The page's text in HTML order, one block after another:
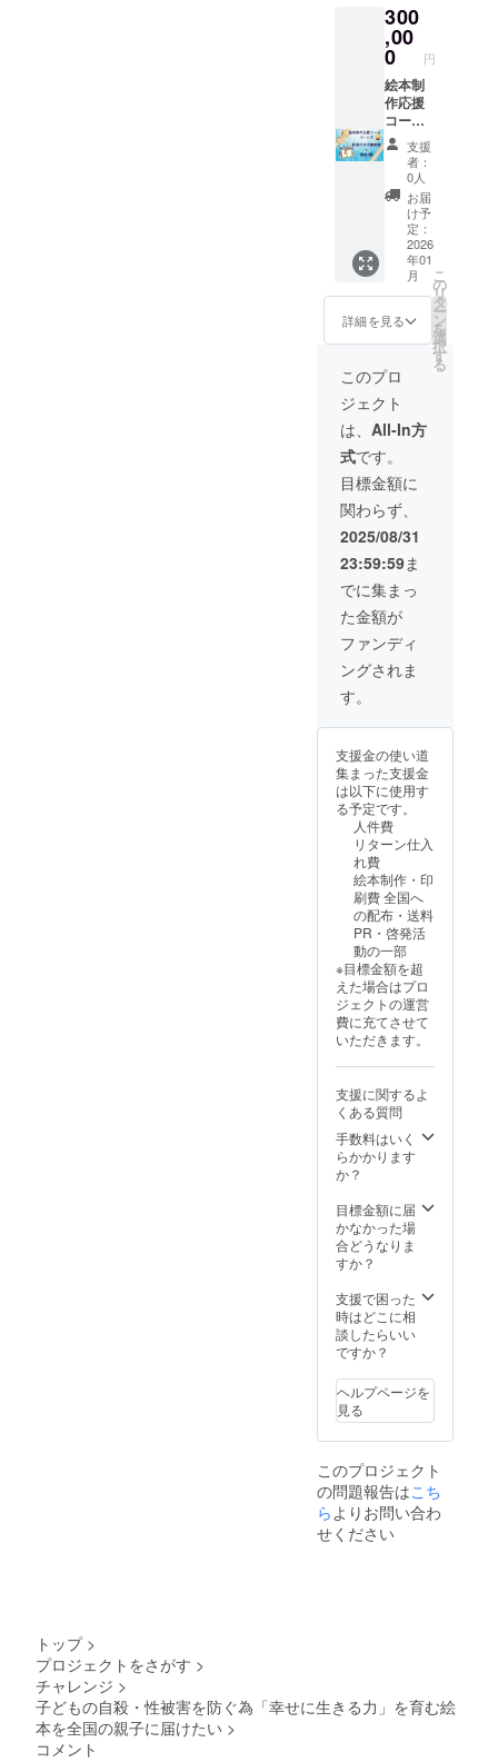
望され
るお名
前をご
記入く
ださい
・完成
した性
教育絵
本1冊お
送りし
ます。
だきま
す。 ・
掲載期
間：
2026年
1月発売
予定の
初版本
に記載
・掲載
方法：
最終
ページ
に記載
・注意
事項：
支援
時、必
ず備考
欄に掲
載を希
望され
るお名
前をご
記入く
ださ
い。
ロゴ画
像の受
け渡し
につい
ては、
プロ
ジェク
ト終了
後にお
送りす
るメー
ださ
完成し
た性教
育絵本2
冊お送
りしま
す。
300
,00
0 円
絵本制
作応援
コー
ス ス
ポン
サー企
業様募
ゴール
ド：企
業様の
お名前
とロゴ
とQR
コード
（ホー
ムペー
ジ等）
を絵本
に記載
させて
いただ
きま
す。 ・
掲載期
間：
2026年
1月発売
予定の
初版本
に記載
・掲載
方法：
絵本の
に記載
事項：
支援
時、必
ず備考
欄に掲
載を希
るお名
前をご
記入く
ださ
い。
ロゴや
QRコー
ドなど
の画像
の受け
渡しに
は、プ
ロジェ
クト終
了後に
お送り
メール
をご確
認くだ
さい。
した性
教育絵
本3冊お
送りし
支援
者：
0人
お届
け予
定：
2026
年01
月
詳細を見る
こ
の
リ
タ
ー
ン
を
選
択
す
る
このプロ
ジェクト
は、 All-In方
式です。
目標金額に
関わらず、
2025/08/31
23:59:59ま
でに集まっ
た金額が
ファンディ
ングされま
す。
支援金の使い道
集まった支援金
は以下に使用す
る予定です。
人件費
リターン仕入
れ費
絵本制作・印
刷費 全国へ
の配布・送料
PR・啓発活
動の一部
※目標金額を超
えた場合はプロ
ジェクトの運営
費に充てさせて
いただきます。
支援に関するよ
くある質問
手数料はいく
らかかります
か？
目標金額に届
かなかった場
合どうなりま
すか？
支援で困った
時はどこに相
談したらいい
ですか？
ヘルプページを
見る
このプロジェクト
の問題報告はこち
らよりお問い合わ
せください
トップ >
プロジェクトをさがす >
チャレンジ >
子どもの自殺・性被害を防ぐ為「幸せに生きる力」を育む絵
本を全国の親子に届けたい >
コメント